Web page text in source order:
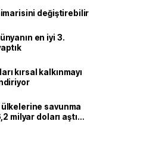
değiştirebilir
en iyi 3.
kırsal kalkınmayı
savunma
milyar doları aştı